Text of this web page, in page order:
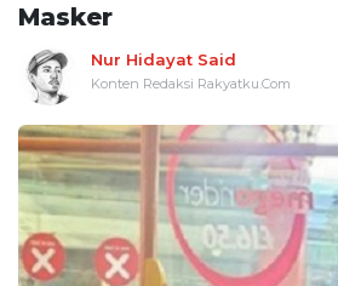
Masker
Nur Hidayat Said
Konten Redaksi Rakyatku.Com